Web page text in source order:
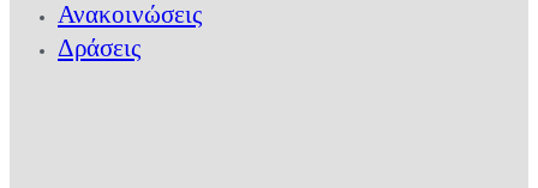
Ανακοινώσεις
Δράσεις